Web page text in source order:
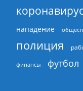
нападение
полиция
финансы футбол